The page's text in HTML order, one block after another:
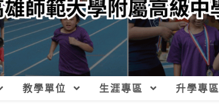
教學單位 生涯專區 升學專區